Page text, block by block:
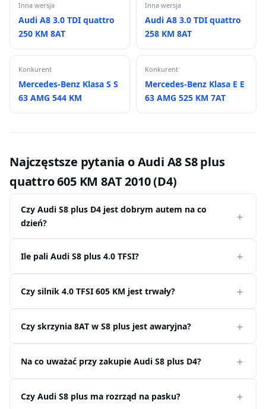
Inna wersja
Audi A8 3.0 TDI quattro
250 KM 8AT
Inna wersja
Audi A8 3.0 TDI quattro
258 KM 8AT
Konkurent
Mercedes-Benz Klasa S S
63 AMG 544 KM
Konkurent
Mercedes-Benz Klasa E E
63 AMG 525 KM 7AT
Najczęstsze pytania o Audi A8 S8 plus
quattro 605 KM 8AT 2010 (D4)
Czy Audi S8 plus D4 jest dobrym autem na co
dzień?
Ile pali Audi S8 plus 4.0 TFSI?
Czy silnik 4.0 TFSI 605 KM jest trwały?
Czy skrzynia 8AT w S8 plus jest awaryjna?
Na co uważać przy zakupie Audi S8 plus D4?
Czy Audi S8 plus ma rozrząd na pasku?